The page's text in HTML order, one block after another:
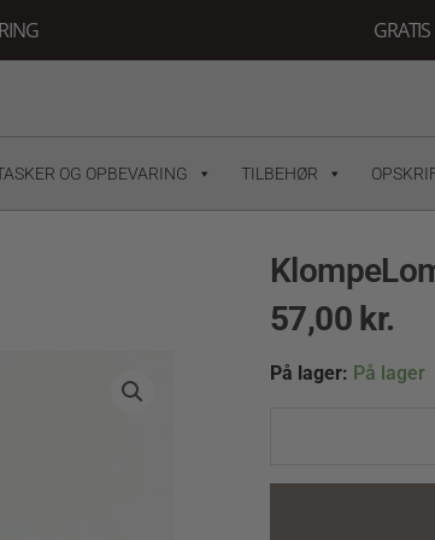
OG OPBEVARING TILBEHØR
57,00 kr.
På lager: På lager
KlompeLompe
Jeansblå